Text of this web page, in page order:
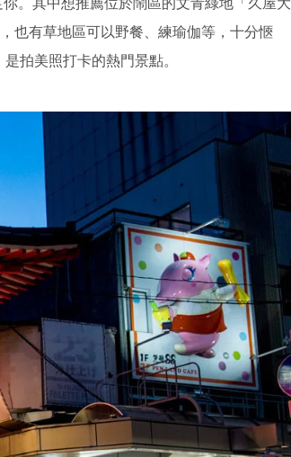
。其中想推薦位於鬧區的文青綠地「久屋大
也有草地區可以野餐、練瑜伽等，十分愜
拍美照打卡的熱門景點。